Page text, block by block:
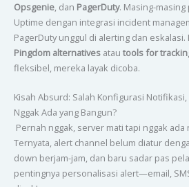
Opsgenie, dan PagerDuty. Masing-
Uptime dengan integrasi incident
PagerDuty unggul di alerting dan eskalasi.
Pingdom alternativesatau tools for
fleksibel, mereka layak dicoba.
Kisah Absurd: Salah Konfigurasi
Nggak Ada yang Bangun?
Pernah nggak, server mati tapi nggak
Ternyata, alert channel belum diatur
down berjam-jam, dan baru sadar pas
pentingnya personalisasi alert—email,